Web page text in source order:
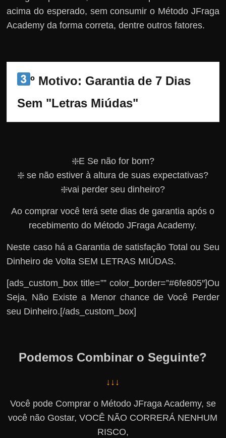
acima do esperado, sem consumir o Método JFraga
Academy da forma correta, dentre outros fatores.
º Motivo: Garantia de 7 Dias
Sem "Letras Miúdas"
❇️E Se não for bom?
❇️ se não estiver à altura de suas expectativas?
❇️vai perder seu dinheiro?
Ao comprar você terá sete dias de garantia após o
recebimento do Método JFraga Academy.
Neste caso há a Garantia de satisfação Total ou Seu
Dinheiro de Volta SEM LETRAS MIÚDAS.
[ads_custom_box title=”” color_border=”#6fe805″]Ou
Seja, Não Existe a Menor chance de Você Perder
seu Dinheiro.[/ads_custom_box]
Podemos Combinar o Seguinte?
↓↓↓
Você pode Comprar o Método JFraga Academy, se
você não Gostar, VOCÊ NÃO CORRERÁ NENHUM
RISCO,